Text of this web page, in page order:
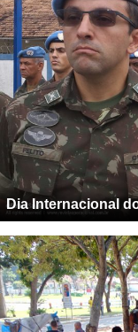
Dia Internacional